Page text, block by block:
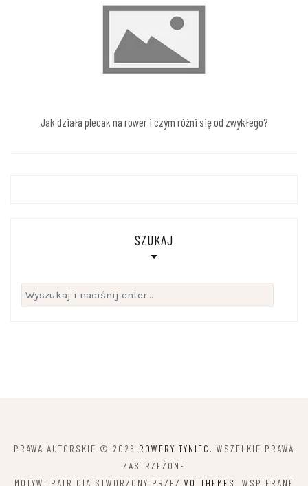
Jak działa plecak na rower i czym różni się od zwykłego?
SZUKAJ
Szukaj:
PRAWA AUTORSKIE © 2026 ROWERY TYNIEC . WSZELKIE PRAWA
ZASTRZEŻONE
MOTYW: PATRICIA STWORZONY PRZEZ VOLTHEMES . WSPIERANE